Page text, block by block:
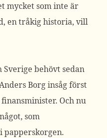
mycket som inte är
en tråkig historia, vill
Sverige behövt sedan
Borg insåg först
Och nu
som
papperskorgen.